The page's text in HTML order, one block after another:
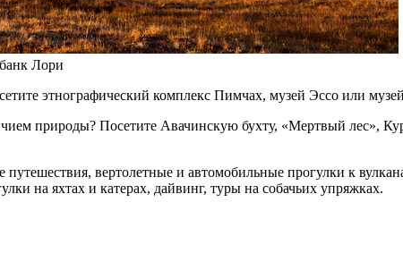
Лори
этнографический комплекс Пимчах, музей Эссо или
природы? Посетите Авачинскую бухту, «Мертвый лес»,
вертолетные и автомобильные прогулки к
на яхтах и катерах, дайвинг, туры на собачьих упряжках.